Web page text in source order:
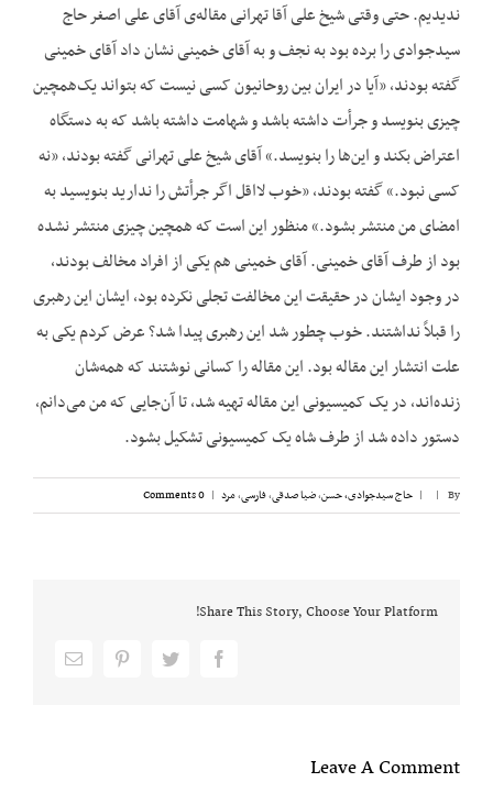
ندیدیم. حتی وقتی شیخ علی آقا تهرانی مقاله‌ی آقای علی اصغر حاج
سیدجوادی را برده بود به نجف و به آقای خمینی نشان داد آقای خمینی
گفته بودند، «آیا در ایران بین روحانیون کسی نیست که بتواند یک‌همچین
چیزی بنویسد و جرأت داشته باشد و شهامت داشته باشد که به دستگاه
اعتراض بکند و این‌ها را بنویسد.» آقای شیخ علی تهرانی گفته بودند، «نه
کسی نبود.» گفته بودند، «خوب لااقل اگر جرأتش را ندارید بنویسید به
امضای من منتشر بشود.» منظور این است که همچین چیزی منتشر نشده
بود از طرف آقای خمینی. آقای خمینی هم یکی از افراد مخالف بودند،
در وجود ایشان در حقیقت این مخالفت تجلی نکرده بود، ایشان این رهبری
را قبلاً نداشتند. خوب چطور شد این رهبری پیدا شد؟ عرض کردم یکی به
علت انتشار این مقاله بود. این مقاله را کسانی نوشتند که همه‌شان
زنده‌اند، در یک کمیسیونی این مقاله تهیه شد، تا آن‌جایی که من می‌دانم،
دستور داده شد از طرف شاه یک کمیسیونی تشکیل بشود.
By
|
| حاج سیدجوادی، حسن,ضیا صدقی,فارسی,مرد |
0 Comments
Share This Story, Choose Your Platform!
facebook
twitter
pinterest
Email
Leave A Comment